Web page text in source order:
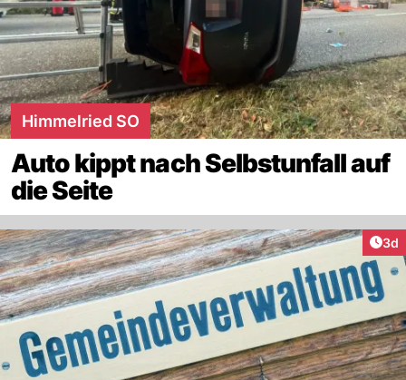
Himmelried SO
Auto kippt nach Selbstunfall auf
die Seite
3d